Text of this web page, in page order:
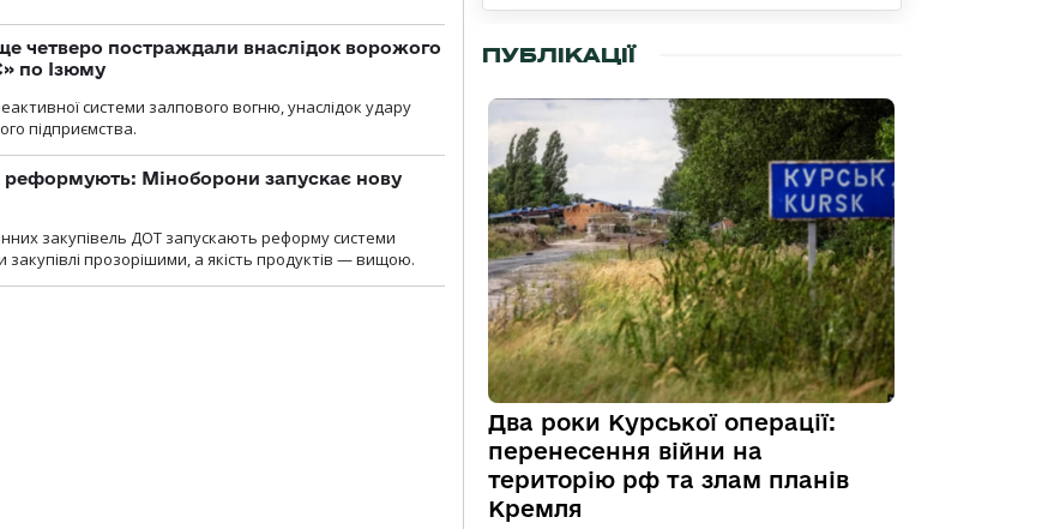
четверо постраждали внаслідок ворожого
по Ізюму
системи залпового вогню, унаслідок удару
підприємства.
реформують: Міноборони запускає нову
закупівель ДОТ запускають реформу системи
прозорішими, а якість продуктів — вищою.
ПУБЛІКАЦІЇ
Два роки Курської операції:
перенесення війни на
територію рф та злам планів
Кремля